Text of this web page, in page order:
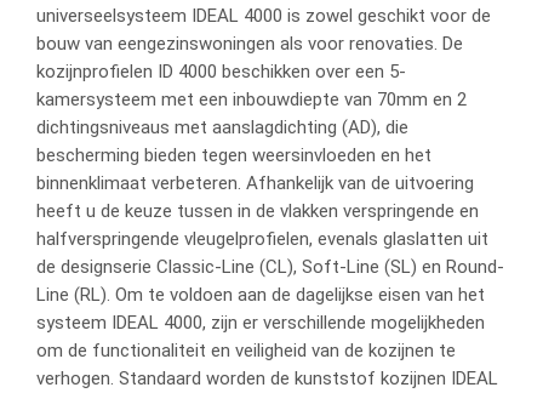
universeelsysteem IDEAL 4000 is zowel geschikt voor de
bouw van eengezinswoningen als voor renovaties. De
kozijnprofielen ID 4000 beschikken over een 5-
kamersysteem met een inbouwdiepte van 70mm en 2
dichtingsniveaus met aanslagdichting (AD), die
bescherming bieden tegen weersinvloeden en het
binnenklimaat verbeteren. Afhankelijk van de uitvoering
heeft u de keuze tussen in de vlakken verspringende en
halfverspringende vleugelprofielen, evenals glaslatten uit
de designserie Classic-Line (CL), Soft-Line (SL) en Round-
Line (RL). Om te voldoen aan de dagelijkse eisen van het
systeem IDEAL 4000, zijn er verschillende mogelijkheden
om de functionaliteit en veiligheid van de kozijnen te
verhogen. Standaard worden de kunststof kozijnen IDEAL